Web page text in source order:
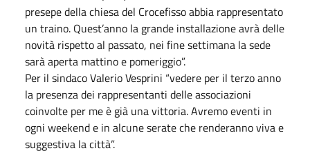
presepe della chiesa del Crocefisso abbia rappresentato
un traino. Quest’anno la grande installazione avrà delle
novità rispetto al passato, nei fine settimana la sede
sarà aperta mattino e pomeriggio”.
Per il sindaco Valerio Vesprini “vedere per il terzo anno
la presenza dei rappresentanti delle associazioni
coinvolte per me è già una vittoria. Avremo eventi in
ogni weekend e in alcune serate che renderanno viva e
suggestiva la città”.